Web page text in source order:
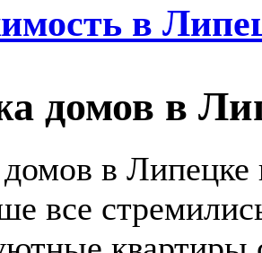
в
домов в
в Липецке
все